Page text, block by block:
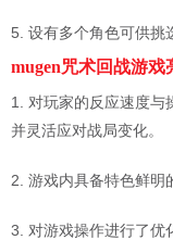
5. 设有多个角色可供挑
mugen咒术回战游戏
1. 对玩家的反应速度与
并灵活应对战局变化。
2. 游戏内具备特色鲜明
3. 对游戏操作进行了优